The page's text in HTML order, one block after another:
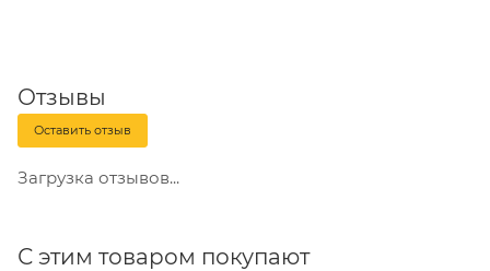
Отзывы
Оставить отзыв
Загрузка отзывов...
С этим товаром покупают